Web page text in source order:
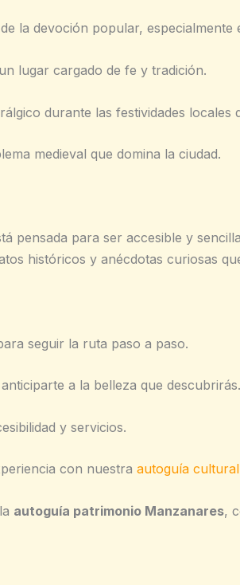
la devoción popular, especialmente
lugar cargado de fe y tradición.
durante las festividades locales
medieval que domina la ciudad.
pensada para ser accesible y
históricos y anécdotas curiosas
seguir la ruta paso a paso.
a la belleza que descubrirás.
y servicios.
con nuestra autoguía
autoguía patrimonio Manzanares,